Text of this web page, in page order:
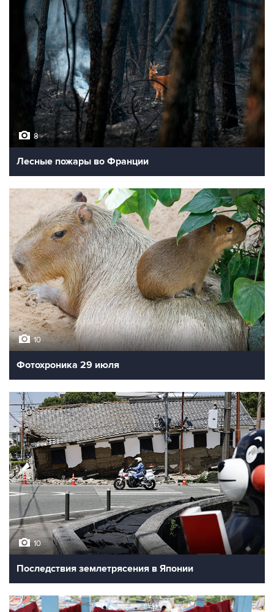
8
Лесные пожары во Франции
10
Фотохроника 29 июля
10
Последствия землетрясения в Японии